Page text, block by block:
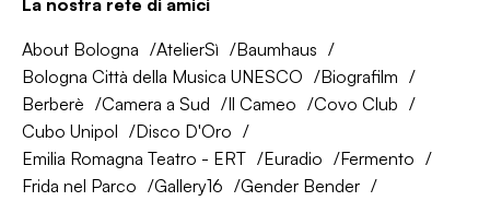
La nostra rete di amici
About Bologna AtelierSì
Baumhaus
Bologna Città della Musica UNESCO
Biografilm
Berberè
Camera a Sud Il Cameo
Covo Club
Cubo Unipol
Disco D'Oro
Emilia Romagna Teatro - ERT
Euradio
Fermento
Frida nel Parco
Gallery16
Gender Bender